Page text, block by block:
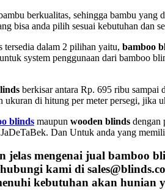
berkualitas, sehingga bambu
bisa anda pilih sesuai kebutuhan dan
dalam 2 pilihan yaitu, bamboo
system penggunaan dari bamboo
berkisar antara Rp. 695 ribu sampai
ukuran di hitung per meter persegi, jika
blinds maupun wooden blinds dengan
Dan Untuk anda yang
jelas mengenai jual bamboo
kami di
kebutuhan akan hunian